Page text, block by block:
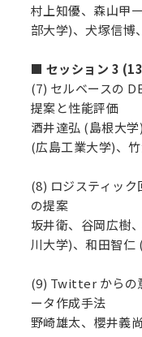
村上知優、森山甲
部大学)、犬塚信博
■ セッション 3
(7) セルベースの
提案と性能評価
酒井達弘 (島根大
(広島工業大学)、
(8) ロジスティッ
の提案
坂井衛、谷岡広樹
川大学)、和田智仁
(9) Twitter からの
ータ作成手法
野崎雄太、櫻井義